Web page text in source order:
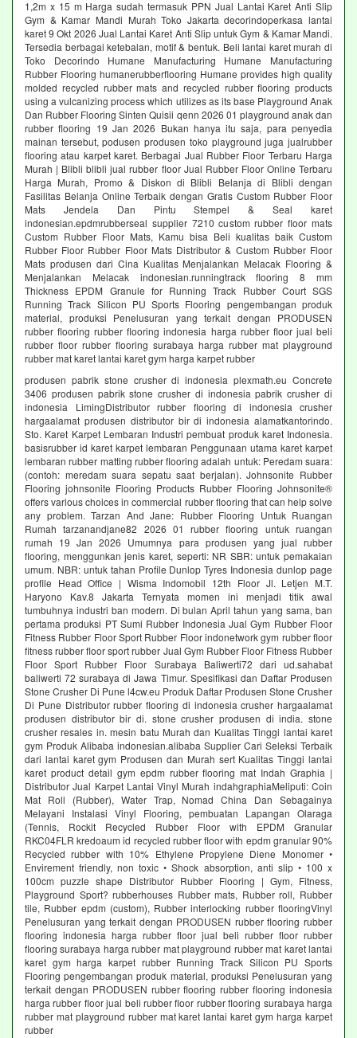
1,2m x 15 m Harga sudah termasuk PPN Jual Lantai Karet Anti Slip
Gym & Kamar Mandi Murah Toko Jakarta decorindoperkasa lantai
karet 9 Okt 2026 Jual Lantai Karet Anti Slip untuk Gym & Kamar Mandi.
Tersedia berbagai ketebalan, motif & bentuk. Beli lantai karet murah di
Toko Decorindo Humane Manufacturing Humane Manufacturing
Rubber Flooring humanerubberflooring Humane provides high quality
molded recycled rubber mats and recycled rubber flooring products
using a vulcanizing process which utilizes as its base Playground Anak
Dan Rubber Flooring Sinten Quisii qenn 2026 01 playground anak dan
rubber flooring 19 Jan 2026 Bukan hanya itu saja, para penyedia
mainan tersebut, podusen produsen toko playground juga jualrubber
flooring atau karpet karet. Berbagai Jual Rubber Floor Terbaru Harga
Murah | Blibli blibli jual rubber floor Jual Rubber Floor Online Terbaru
Harga Murah, Promo & Diskon di Blibli Belanja di Blibli dengan
Fasilitas Belanja Online Terbaik dengan Gratis Custom Rubber Floor
Mats Jendela Dan Pintu Stempel & Seal karet
indonesian.epdmrubberseal supplier 7210 custom rubber floor mats
Custom Rubber Floor Mats, Kamu bisa Beli kualitas baik Custom
Rubber Floor Rubber Floor Mats Distributor & Custom Rubber Floor
Mats produsen dari Cina Kualitas Menjalankan Melacak Flooring &
Menjalankan Melacak indonesian.runningtrack flooring 8 mm
Thickness EPDM Granule for Running Track Rubber Court SGS
Running Track Silicon PU Sports Flooring pengembangan produk
material, produksi Penelusuran yang terkait dengan PRODUSEN
rubber flooring rubber flooring indonesia harga rubber floor jual beli
rubber floor rubber flooring surabaya harga rubber mat playground
rubber mat karet lantai karet gym harga karpet rubber
produsen pabrik stone crusher di indonesia plexmath.eu Concrete
3406 produsen pabrik stone crusher di indonesia pabrik crusher di
indonesia LimingDistributor rubber flooring di indonesia crusher
hargaalamat produsen distributor bir di indonesia alamatkantorindo.
Sto. Karet Karpet Lembaran Industri pembuat produk karet Indonesia.
basisrubber id karet karpet lembaran Penggunaan utama karet karpet
lembaran rubber matting rubber flooring adalah untuk: Peredam suara:
(contoh: meredam suara sepatu saat berjalan). Johnsonite Rubber
Flooring johnsonite Flooring Products Rubber Flooring Johnsonite®
offers various choices in commercial rubber flooring that can help solve
any problem. Tarzan And Jane: Rubber Flooring Untuk Ruangan
Rumah tarzanandjane82 2026 01 rubber flooring untuk ruangan
rumah 19 Jan 2026 Umumnya para produsen yang jual rubber
flooring, menggunkan jenis karet, seperti: NR SBR: untuk pemakaian
umum. NBR: untuk tahan Profile Dunlop Tyres Indonesia dunlop page
profile Head Office | Wisma Indomobil 12th Floor Jl. Letjen M.T.
Haryono Kav.8 Jakarta Ternyata momen ini menjadi titik awal
tumbuhnya industri ban modern. Di bulan April tahun yang sama, ban
pertama produksi PT Sumi Rubber Indonesia Jual Gym Rubber Floor
Fitness Rubber Floor Sport Rubber Floor indonetwork gym rubber floor
fitness rubber floor sport rubber Jual Gym Rubber Floor Fitness Rubber
Floor Sport Rubber Floor Surabaya Baliwerti72 dari ud.sahabat
baliwerti 72 surabaya di Jawa Timur. Spesifikasi dan Daftar Produsen
Stone Crusher Di Pune l4cw.eu Produk Daftar Produsen Stone Crusher
Di Pune Distributor rubber flooring di indonesia crusher hargaalamat
produsen distributor bir di. stone crusher produsen di india. stone
crusher resales in. mesin batu Murah dan Kualitas Tinggi lantai karet
gym Produk Alibaba indonesian.alibaba Supplier Cari Seleksi Terbaik
dari lantai karet gym Produsen dan Murah sert Kualitas Tinggi lantai
karet product detail gym epdm rubber flooring mat Indah Graphia |
Distributor Jual Karpet Lantai Vinyl Murah indahgraphiaMeliputi: Coin
Mat Roll (Rubber), Water Trap, Nomad China Dan Sebagainya
Melayani Instalasi Vinyl Flooring, pembuatan Lapangan Olaraga
(Tennis, Rockit Recycled Rubber Floor with EPDM Granular
RKC04FLR kredoaum id recycled rubber floor with epdm granular 90%
Recycled rubber with 10% Ethylene Propylene Diene Monomer •
Envirement friendly, non toxic • Shock absorption, anti slip • 100 x
100cm puzzle shape Distributor Rubber Flooring | Gym, Fitness,
Playground Sport? rubberhouses Rubber mats, Rubber roll, Rubber
tile, Rubber epdm (custom), Rubber interlocking rubber flooringVinyl
Penelusuran yang terkait dengan PRODUSEN rubber flooring rubber
flooring indonesia harga rubber floor jual beli rubber floor rubber
flooring surabaya harga rubber mat playground rubber mat karet lantai
karet gym harga karpet rubber Running Track Silicon PU Sports
Flooring pengembangan produk material, produksi Penelusuran yang
terkait dengan PRODUSEN rubber flooring rubber flooring indonesia
harga rubber floor jual beli rubber floor rubber flooring surabaya harga
rubber mat playground rubber mat karet lantai karet gym harga karpet
rubber